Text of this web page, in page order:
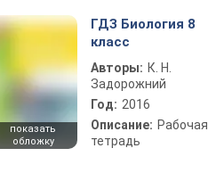
показать
обложку
ГДЗ Биология 8
класс
Авторы: К. Н.
Задорожний
Год: 2016
Описание: Рабочая
тетрадь